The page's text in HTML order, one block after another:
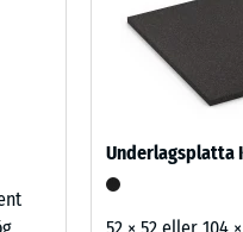
Underlagsplatta